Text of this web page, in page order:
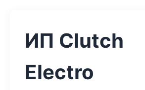
ИП Clutch
Electro